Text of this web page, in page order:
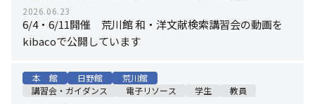
6/4・6/11開催 荒川館 和・洋文献検索講習会の動画を
kibacoで公開しています
2026.06.23
本 館 日野館
荒川館
講習会・ガイダンス
電子リソース 学生 教員